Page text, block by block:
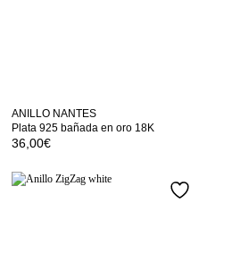
ANILLO NANTES
Plata 925 bañada en oro 18K
36,00€